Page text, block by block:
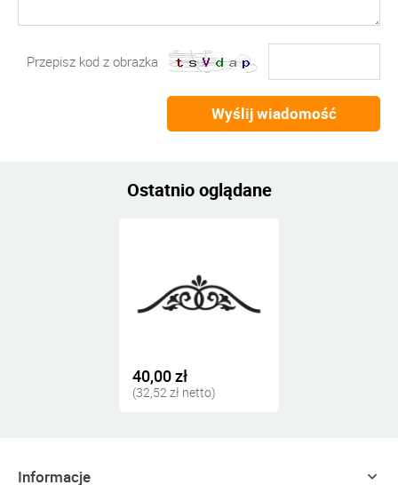
Przepisz kod z obrazka
Wyślij wiadomość
Ostatnio oglądane
40,00 zł
(32,52 zł netto)
Informacje